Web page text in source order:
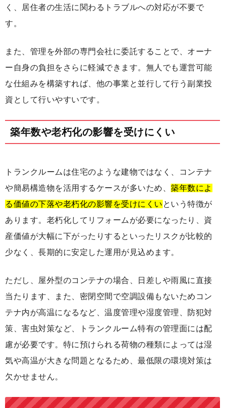
く、居住者の生活に関わるトラブルへの対応が不要で
す。
また、管理を外部の専門会社に委託することで、オーナ
ー自身の負担をさらに軽減できます。無人でも運営可能
な仕組みを構築すれば、他の事業と並行して行う副業投
資として行いやすいです。
築年数や老朽化の影響を受けにくい
トランクルームは住宅のような建物ではなく、コンテナ
や簡易構造物を活用するケースが多いため、 築年数によ
る価値の下落や老朽化の影響を受けにくい という特徴が
あります。老朽化してリフォームが必要になったり、資
産価値が大幅に下がったりするといったリスクが比較的
少なく、長期的に安定した運用が見込めます。
ただし、屋外型のコンテナの場合、日差しや雨風に直接
当たります、また、密閉空間で空調設備もないためコン
テナ内が高温になるなど、温度管理や湿度管理、防犯対
策、害虫対策など、トランクルーム特有の管理面には配
慮が必要です。特に預けられる荷物の種類によっては湿
気や高温が大きな問題となるため、最低限の環境対策は
欠かせません。